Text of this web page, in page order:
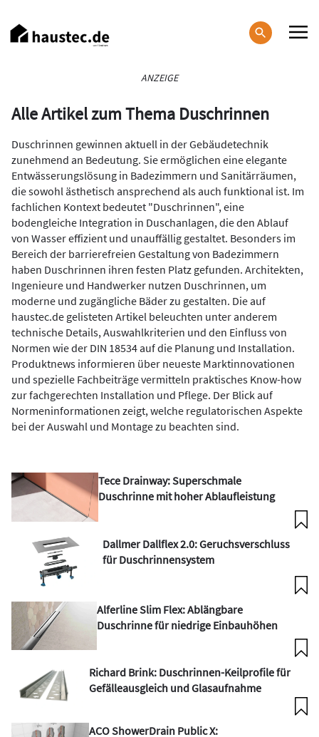
zum
Inhalt
ANZEIGE
Alle Artikel zum Thema Duschrinnen
Duschrinnen gewinnen aktuell in der Gebäudetechnik
zunehmend an Bedeutung. Sie ermöglichen eine elegante
Entwässerungslösung in Badezimmern und Sanitärräumen,
die sowohl ästhetisch ansprechend als auch funktional ist. Im
fachlichen Kontext bedeutet "Duschrinnen", eine
bodengleiche Integration in Duschanlagen, die den Ablauf
von Wasser effizient und unauffällig gestaltet. Besonders im
Bereich der barrierefreien Gestaltung von Badezimmern
haben Duschrinnen ihren festen Platz gefunden. Architekten,
Ingenieure und Handwerker nutzen Duschrinnen, um
moderne und zugängliche Bäder zu gestalten. Die auf
haustec.de gelisteten Artikel beleuchten unter anderem
technische Details, Auswahlkriterien und den Einfluss von
Normen wie der DIN 18534 auf die Planung und Installation.
Produktnews informieren über neueste Marktinnovationen
und spezielle Fachbeiträge vermitteln praktisches Know-how
zur fachgerechten Installation und Pflege. Der Blick auf
Normeninformationen zeigt, welche regulatorischen Aspekte
bei der Auswahl und Montage zu beachten sind.
Tece Drainway: Superschmale
Duschrinne mit hoher Ablaufleistung
Dallmer Dallflex 2.0: Geruchsverschluss
für Duschrinnensystem
Alferline Slim Flex: Ablängbare
Duschrinne für niedrige Einbauhöhen
Richard Brink: Duschrinnen-Keilprofile für
Gefälleausgleich und Glasaufnahme
ACO ShowerDrain Public X: